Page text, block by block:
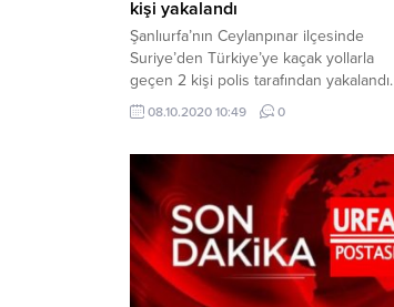
kişi yakalandı
Şanlıurfa’nın Ceylanpınar ilçesinde
Suriye’den Türkiye’ye kaçak yollarla
geçen 2 kişi polis tarafından yakalandı.
Edinilen bilgiye göre, Suriye’den
Amirliği ekipleri tarafından Şanlıurfa’nın
Ceylanpınar ilçesinde yakalandı.
Gözaltına alınan şahıslar, sorgulanmak
üzere Ceylanpınar İlçe Emniyet
Müdürlüğüne götürüldü. Olayla ilgili
soruşturma devam ediyor....
08.10.2020 10:49 0